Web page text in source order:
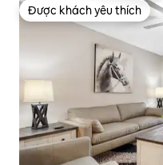
Được khách yêu thích
Được khách yêu thích